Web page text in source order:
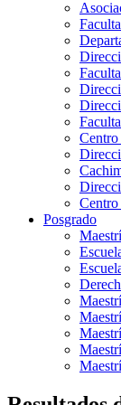
Centro
Posgrado